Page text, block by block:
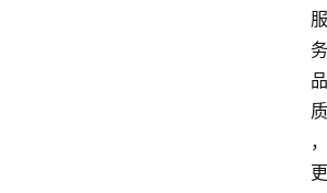
服
务
品
质
，
更